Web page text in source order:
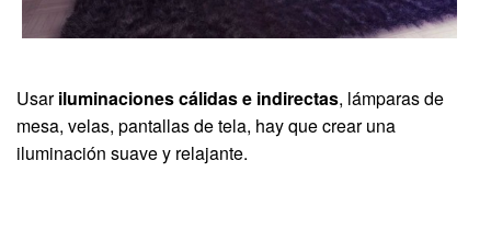
Usariluminaciones cálidas e indirectas, lámparas de
mesa, velas, pantallas de tela, hay que crear una
iluminación suave y relajante.